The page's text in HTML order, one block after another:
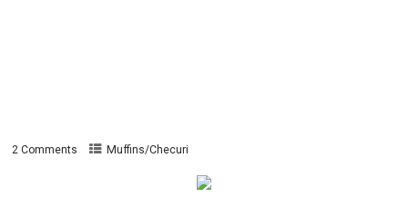
2 Comments Muffins/Checuri